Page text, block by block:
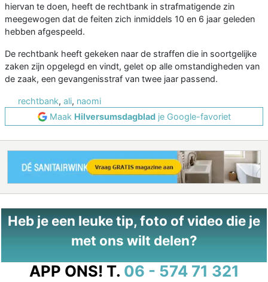
hiervan te doen, heeft de rechtbank in strafmatigende zin
meegewogen dat de feiten zich inmiddels 10 en 6 jaar geleden
hebben afgespeeld.
De rechtbank heeft gekeken naar de straffen die in soortgelijke
zaken zijn opgelegd en vindt, gelet op alle omstandigheden van
de zaak, een gevangenisstraf van twee jaar passend.
rechtbank, ali, naomi
Maak Hilversumsdagbladje Google-favoriet
Heb je een leuke tip, foto of video die je
met ons wilt delen?
APP ONS! T. 06 - 574 71 321